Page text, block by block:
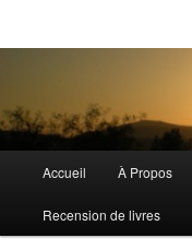
principal
Accueil À Propos
Recension de livres